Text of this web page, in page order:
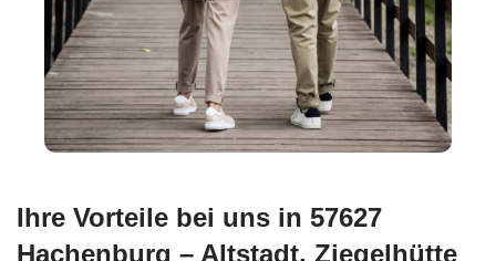
Ihre Vorteile bei uns in 57627
Hachenburg – Altstadt, Ziegelhütte